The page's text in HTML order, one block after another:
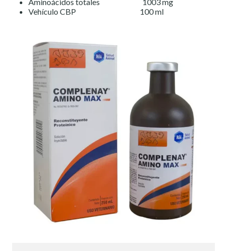
Aminoácidos totales 1003 mg
Vehículo CBP 100 ml